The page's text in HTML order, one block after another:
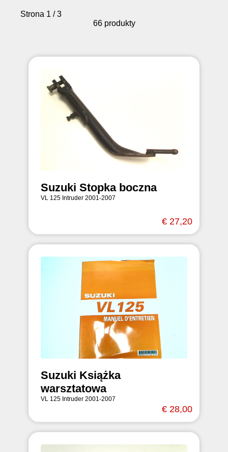
Strona 1 / 3
66 produkty
Suzuki Stopka boczna
VL 125 Intruder 2001-2007
€ 27,20
Suzuki Książka
warsztatowa
VL 125 Intruder 2001-2007
€ 28,00